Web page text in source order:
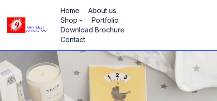
Home
About us
Shop
Portfolio
Download Brochure
Contact